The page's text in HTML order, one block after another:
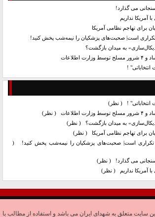
می گذارد!
آمریکا نداریم
برای تهاجم نظامی آمریکا
است| صحبت‌های پزشکیان را نیمه‌شب پخش کنید!
به میدان بازگشت؟
!
! ( نظر)
( نظر)
به میدان بازگشت؟ ( نظر)
برای تهاجم نظامی آمریکا
( نظر)
است| صحبت‌های پزشکیان را نیمه‌شب پخش کنید!
(
می گذارد! ( نظر)
آمریکا نداریم
( نظر)
سایت متعلق به شهدای ایران می باشد و استفاده از مطالب با